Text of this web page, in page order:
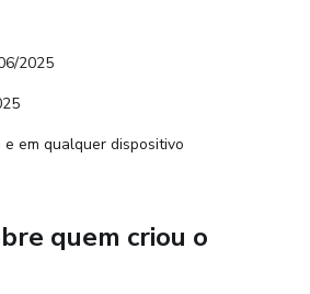
em histopatologia
teórico e discussão
2025
em qualquer dispositivo
quem criou o